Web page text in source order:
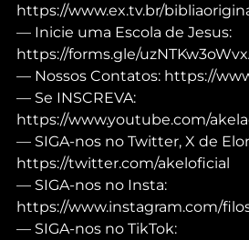
https://www.ex.tv.br/
— Inicie uma Escola de Jesus:
https://forms.gle/
— Nossos Contatos: https://
— Se INSCREVA:
https://www.youtube.com/
— SIGA-nos no Twitter, X de
https://twitter.com/akeloficial
— SIGA-nos no Insta:
https://www.instagram.com/
— SIGA-nos no TikTok: